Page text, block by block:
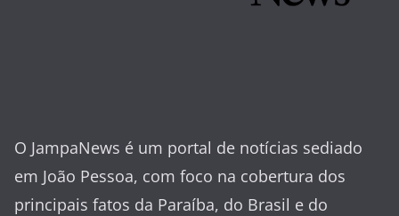
O JampaNews é um portal de notícias sediado
em João Pessoa, com foco na cobertura dos
principais fatos da Paraíba, do Brasil e do